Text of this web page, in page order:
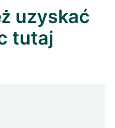
uzyskać
tutaj